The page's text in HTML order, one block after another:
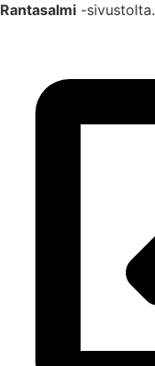
Rantasalmi -sivustolta.